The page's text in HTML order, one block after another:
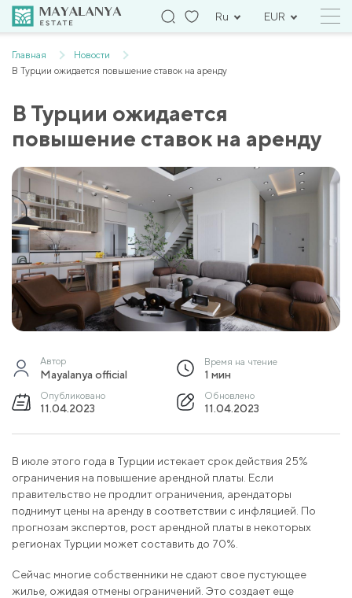
Ru EUR
Главная
Новости
В Турции ожидается повышение ставок на аренду
В Турции ожидается
повышение ставок на аренду
Автор
Mayalanya official
Время на чтение
1 мин
Опубликовано
11.04.2023
Обновлено
11.04.2023
В июле этого года в Турции истекает срок действия 25%
ограничения на повышение арендной платы. Если
правительство не продлит ограничения, арендаторы
поднимут цены на аренду в соответствии с инфляцией. По
прогнозам экспертов, рост арендной платы в некоторых
регионах Турции может составить до 70%.
Сейчас многие собственники не сдают свое пустующее
жилье, ожидая отмены ограничений. Это создает еще